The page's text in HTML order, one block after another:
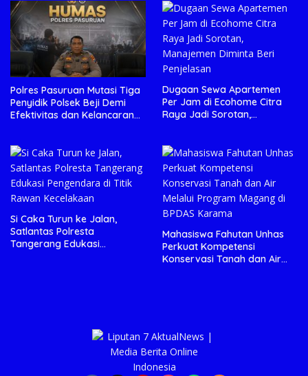
Kebangsaan
Polres Pasuruan Mutasi Tiga
Penyidik Polsek Beji Demi
Efektivitas dan Kelancaran
Dugaan Sewa Apartemen
Per Jam di Ecohome Citra
Raya Jadi Sorotan,
Si Caka Turun ke Jalan,
Satlantas Polresta
Tangerang Edukasi
Mahasiswa Fahutan Unhas
Perkuat Kompetensi
Konservasi Tanah dan Air